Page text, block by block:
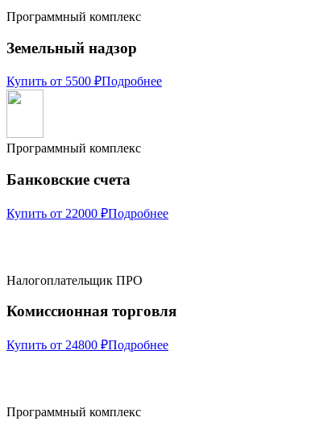
Программный комплекс
Земельный надзор
Купить от 5500 ₽Подробнее
Программный комплекс
Банковские счета
Купить от 22000 ₽Подробнее
Налогоплательщик ПРО
Комиссионная торговля
Купить от 24800 ₽Подробнее
Программный комплекс